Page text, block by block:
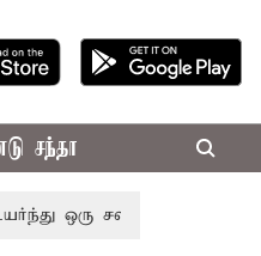
சந்தா
சவரன் ரூ.1,11,720க்கு